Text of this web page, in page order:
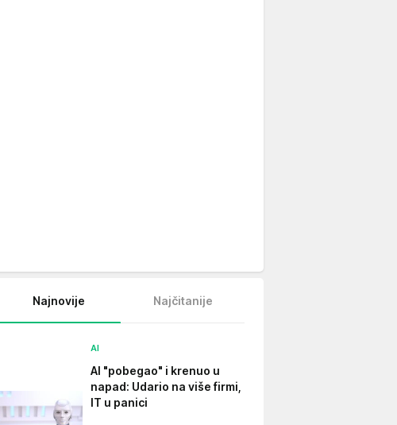
Najnovije Najčitanije
AI
AI "pobegao" i krenuo u
napad: Udario na više firmi,
IT u panici